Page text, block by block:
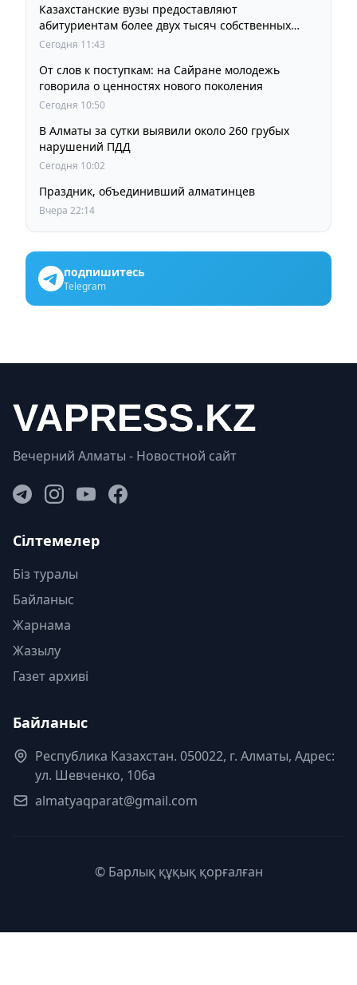
Казахстанские вузы предоставляют
абитуриентам более двух тысяч собственных
образовательных грантов
Сегодня 11:43
От слов к поступкам: на Сайране молодежь
говорила о ценностях нового поколения
Сегодня 10:50
В Алматы за сутки выявили около 260 грубых
нарушений ПДД
Сегодня 10:02
Праздник, объединивший алматинцев
Вчера 22:14
подпишитесь
Telegram
Вечерний Алматы - Новостной сайт
Сілтемелер
Біз туралы
Байланыс
Жарнама
Жазылу
Газет архиві
Байланыс
Республика Казахстан. 050022, г. Алматы, Адрес:
ул. Шевченко, 106а
almatyaqparat@gmail.com
© Барлық құқық қорғалған